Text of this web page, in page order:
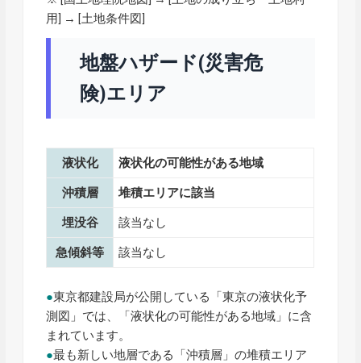
用] → [土地条件図]
地盤ハザード(災害危
険)エリア
液状化 液状化の可能性がある地域
沖積層 堆積エリアに該当
埋没谷 該当なし
急傾斜等 該当なし
●東京都建設局が公開している「東京の液状化予
測図」では、「液状化の可能性がある地域」に含
まれています。
●最も新しい地層である「沖積層」の堆積エリア